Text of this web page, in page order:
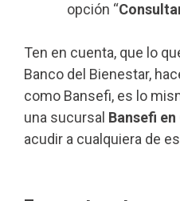
opción “
Ten en cuenta, que lo
Banco del Bienestar,
como Bansefi, es lo
una sucursal Bansefi
acudir a cualquiera de